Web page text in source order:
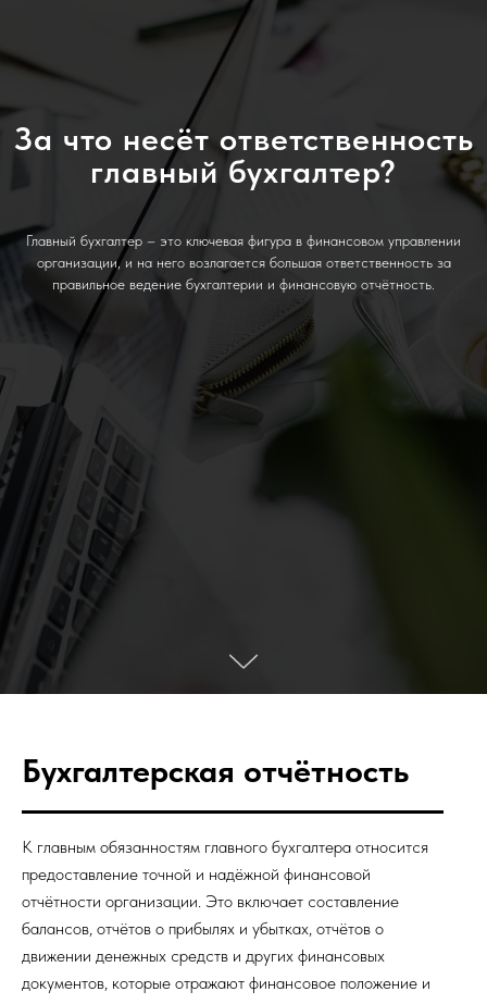
За что несёт ответственность
главный бухгалтер?
Главный бухгалтер – это ключевая фигура в финансовом управлении
организации, и на него возлагается большая ответственность за
правильное ведение бухгалтерии и финансовую отчётность.
Бухгалтерская отчётность
К главным обязанностям главного бухгалтера относится
предоставление точной и надёжной финансовой
отчётности организации. Это включает составление
балансов, отчётов о прибылях и убытках, отчётов о
движении денежных средств и других финансовых
документов, которые отражают финансовое положение и